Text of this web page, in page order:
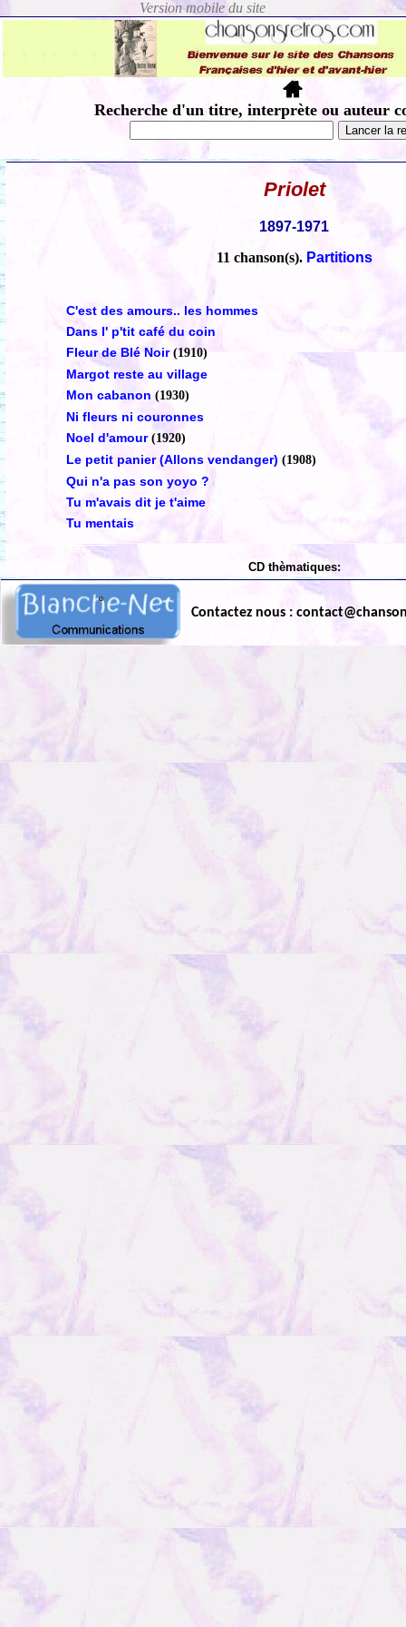
Recherche d'un titre, interprète ou auteur
Priolet
1897-1971
11 chanson(s). Partitions
C'est des amours.. les hommes
Dans l' p'tit café du coin
Fleur de Blé Noir (1910)
Margot reste au village
Mon cabanon (1930)
Ni fleurs ni couronnes
Noel d'amour (1920)
Le petit panier (Allons vendanger) (1908)
Qui n'a pas son yoyo ?
Tu m'avais dit je t'aime
Tu mentais
CD thèmatiques:
Contactez nous :